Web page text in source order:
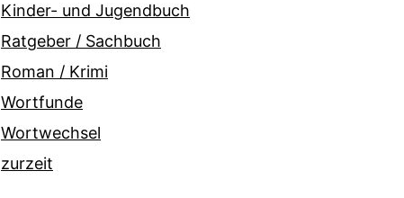
Kinder- und Jugendbuch
Ratgeber / Sachbuch
Roman / Krimi
Wortfunde
Wortwechsel
zurzeit